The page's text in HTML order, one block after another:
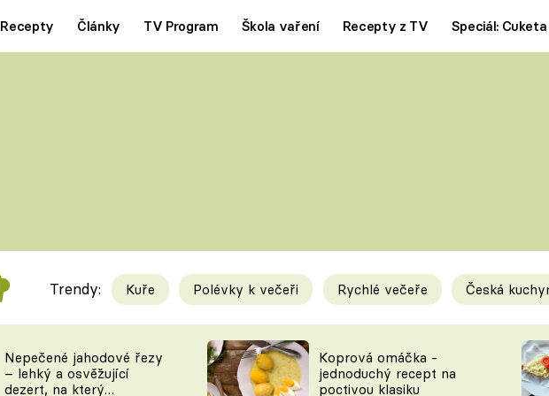
Recepty Články TV Program Škola vaření Recepty z TV Speciál: Cuketa
Videorecepty
TEĎ VAŘÍ ŠÉF!
Tipy a triky
KAM ZA JÍDLEM
Trendy: Kuře Polévky k večeři Rychlé večeře Česká
Nepečené jahodové řezy
– lehký a osvěžující
dezert, na který
Koprová omáčka -
jednoduchý recept na
poctivou klasiku